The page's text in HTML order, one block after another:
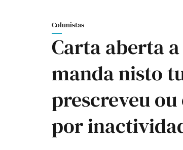
Colunistas
Carta aberta
manda nisto
prescreveu
por